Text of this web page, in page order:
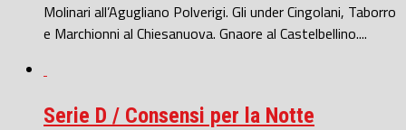
Molinari all’Agugliano Polverigi. Gli under Cingolani, Taborro
e Marchionni al Chiesanuova. Gnaore al Castelbellino....
Serie D / Consensi per la Notte